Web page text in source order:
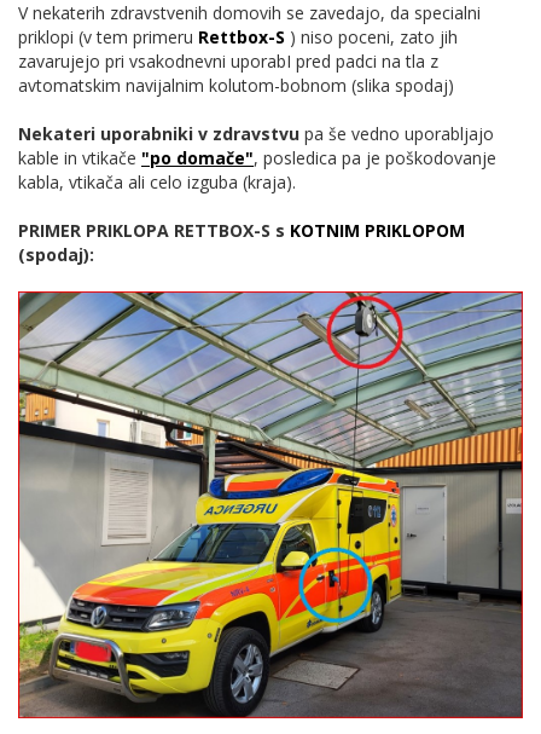
V nekaterih zdravstvenih domovih se zavedajo, da specialni
priklopi (v tem primeru Rettbox-S ) niso poceni, zato jih
zavarujejo pri vsakodnevni uporabI pred padci na tla z
avtomatskim navijalnim kolutom-bobnom (slika spodaj)
Nekateri uporabniki v zdravstvu pa še vedno uporabljajo
kable in vtikače "po domače", posledica pa je poškodovanje
kabla, vtikača ali celo izguba (kraja).
PRIMER PRIKLOPA RETTBOX-S s KOTNIM PRIKLOPOM
(spodaj):